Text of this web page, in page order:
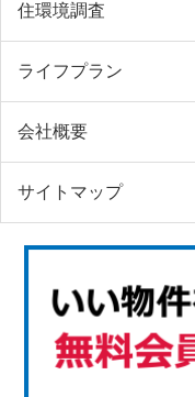
住環境調査
ライフプラン
会社概要
サイトマップ